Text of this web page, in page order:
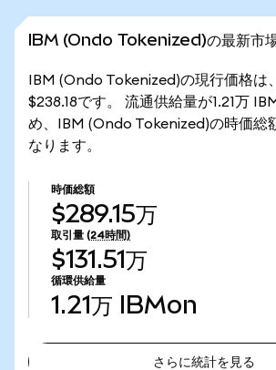
IBM (Ondo Tokenized)の最新市
IBM (Ondo Tokenized)の現行価格は
$238.18です。 流通供給量が1.21万
め、IBM (Ondo Tokenized)の時価総
なります。
時価総額
$289.15万
取引量 (24時間)
$131.51万
循環供給量
1.21万 IBMon
さらに統計を見る